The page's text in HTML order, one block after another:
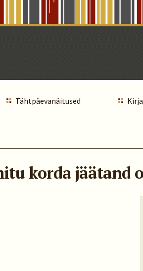
Tähtpäevanäitused
korda jäätand